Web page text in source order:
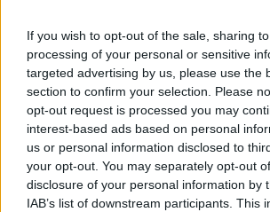
If you wish to opt-out of the sale, sharing
processing of your personal or sensitive
targeted advertising by us, please use the
section to confirm your selection. Please
opt-out request is processed you may
interest-based ads based on personal
us or personal information disclosed to
your opt-out. You may separately opt-out
disclosure of your personal information by
IAB’s list of downstream participants. This
Az elkülönítéssel egyidejűleg az Ehep
kereskedése során az alkalmazott
"Folyamatos kereskedés aukciókkal
"Aukciós Kereskedési Modellre"
vezérigazgatója figyelmezteti a cég
haladéktalanul intézkedjenek a
megfelelő működés helyreállításáról...